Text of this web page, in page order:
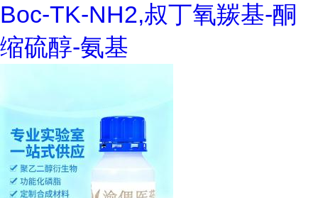
Boc-TK-NH2,叔丁氧羰基-酮
缩硫醇-氨基